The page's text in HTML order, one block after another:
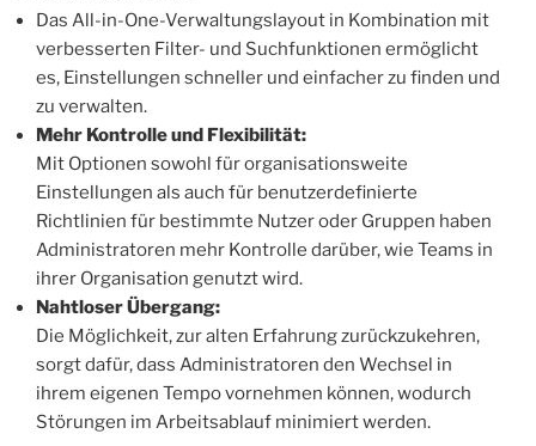
Das All-in-One-Verwaltungslayout in Kombination mit
verbesserten Filter- und Suchfunktionen ermöglicht
es, Einstellungen schneller und einfacher zu finden und
zu verwalten.
Mehr Kontrolle und Flexibilität:
Mit Optionen sowohl für organisationsweite
Einstellungen als auch für benutzerdefinierte
Richtlinien für bestimmte Nutzer oder Gruppen haben
Administratoren mehr Kontrolle darüber, wie Teams in
ihrer Organisation genutzt wird.
Nahtloser Übergang:
Die Möglichkeit, zur alten Erfahrung zurückzukehren,
sorgt dafür, dass Administratoren den Wechsel in
ihrem eigenen Tempo vornehmen können, wodurch
Störungen im Arbeitsablauf minimiert werden.